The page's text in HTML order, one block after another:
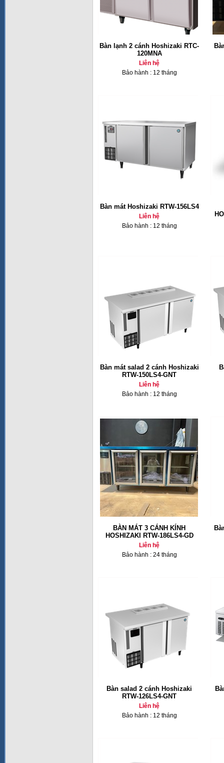
Bàn lạnh 2 cánh Hoshizaki RTC-
120MNA
Liên hệ
Bảo hành : 12 tháng
Bàn mát Hoshizaki RTW-156LS4
Liên hệ
Bảo hành : 12 tháng
Bàn mát salad 2 cánh Hoshizaki
RTW-150LS4-GNT
Liên hệ
Bảo hành : 12 tháng
BÀN MÁT 3 CÁNH KÍNH
HOSHIZAKI RTW-186LS4-GD
Liên hệ
Bảo hành : 24 tháng
Bàn salad 2 cánh Hoshizaki
RTW-126LS4-GNT
Liên hệ
Bảo hành : 12 tháng